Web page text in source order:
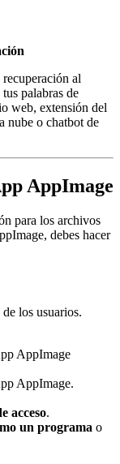
al
palabras de
web, extensión del
nube o chatbot de
AppImage
para los archivos
debes hacer
los usuarios.
AppImage
AppImage.
acceso.
un programa o